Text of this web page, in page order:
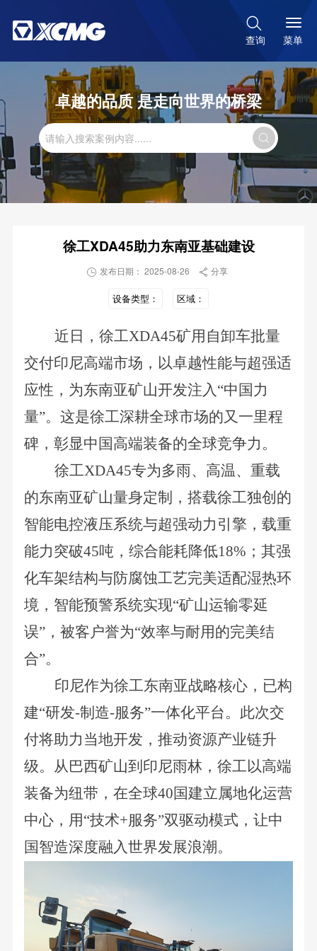

查询 菜单
卓越的品质 是走向世界的桥梁

徐工XDA45助力东南亚基础建设
 发布日期： 2025-08-26  分享
设备类型： 区域：
近日，徐工XDA45矿用自卸车批量
交付印尼高端市场，以卓越性能与超强适
应性，为东南亚矿山开发注入“中国力
量”。这是徐工深耕全球市场的又一里程
碑，彰显中国高端装备的全球竞争力。
徐工XDA45专为多雨、高温、重载
的东南亚矿山量身定制，搭载徐工独创的
智能电控液压系统与超强动力引擎，载重
能力突破45吨，综合能耗降低18%；其强
化车架结构与防腐蚀工艺完美适配湿热环
境，智能预警系统实现“矿山运输零延
误”，被客户誉为“效率与耐用的完美结
合”。
印尼作为徐工东南亚战略核心，已构
建“研发-制造-服务”一体化平台。此次交
付将助力当地开发，推动资源产业链升
级。从巴西矿山到印尼雨林，徐工以高端
装备为纽带，在全球40国建立属地化运营
中心，用“技术+服务”双驱动模式，让中
国智造深度融入世界发展浪潮。